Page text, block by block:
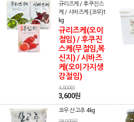
규리즈케 / 후쿠진스
케 / 시바즈케 (코우)1
kg
규리즈케(오이
절임) / 후쿠진
스케(무절임,복
신지) / 시바즈
케(오이가지생
강절임)
4,500원
3,600원
코우 산고추 4kg